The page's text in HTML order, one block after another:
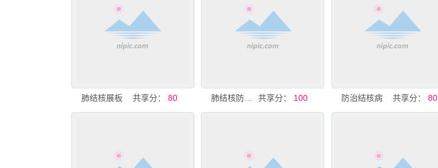
肺结核展板 共享分：80 共享分： 100 防治结核病 共享分：80